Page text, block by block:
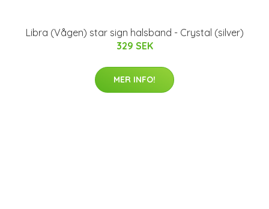
Libra (Vågen) star sign halsband - Crystal (silver)
329 SEK
MER INFO!